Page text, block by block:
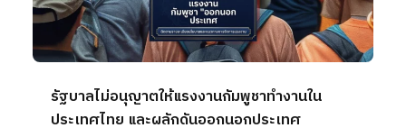
รัฐบาลไม่อนุญาตให้แรงงานกัมพูชาทำงานใน
ประเทศไทย และผลักดันออกนอกประเทศ